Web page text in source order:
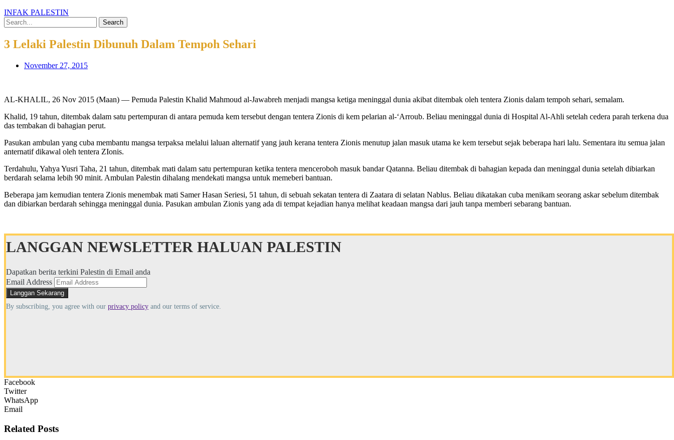
INFAK PALESTIN
Search
3 Lelaki Palestin Dibunuh Dalam Tempoh Sehari
November 27, 2015
AL-KHALIL, 26 Nov 2015 (Maan) — Pemuda Palestin Khalid Mahmoud al-Jawabreh menjadi mangsa ketiga meninggal dunia akibat ditembak oleh tentera Zionis dalam tempoh sehari, semalam.
Khalid, 19 tahun, ditembak dalam satu pertempuran di antara pemuda kem tersebut dengan tentera Zionis di kem pelarian al-‘Arroub. Beliau meninggal dunia di Hospital Al-Ahli setelah cedera parah terkena dua
das tembakan di bahagian perut.
Pasukan ambulan yang cuba membantu mangsa terpaksa melalui laluan alternatif yang jauh kerana tentera Zionis menutup jalan masuk utama ke kem tersebut sejak beberapa hari lalu. Sementara itu semua jalan
anternatif dikawal oleh tentera ZIonis.
Terdahulu, Yahya Yusri Taha, 21 tahun, ditembak mati dalam satu pertempuran ketika tentera menceroboh masuk bandar Qatanna. Beliau ditembak di bahagian kepada dan meninggal dunia setelah dibiarkan
berdarah selama lebih 90 minit. Ambulan Palestin dihalang mendekati mangsa untuk memeberi bantuan.
Beberapa jam kemudian tentera Zionis menembak mati Samer Hasan Seriesi, 51 tahun, di sebuah sekatan tentera di Zaatara di selatan Nablus. Beliau dikatakan cuba menikam seorang askar sebelum ditembak
dan dibiarkan berdarah sehingga meninggal dunia. Pasukan ambulan Zionis yang ada di tempat kejadian hanya melihat keadaan mangsa dari jauh tanpa memberi sebarang bantuan.
LANGGAN NEWSLETTER HALUAN PALESTIN
Dapatkan berita terkini Palestin di Email anda
Email Address
By subscribing, you agree with our privacy policy and our terms of service.
Facebook
Twitter
WhatsApp
Email
Related Posts